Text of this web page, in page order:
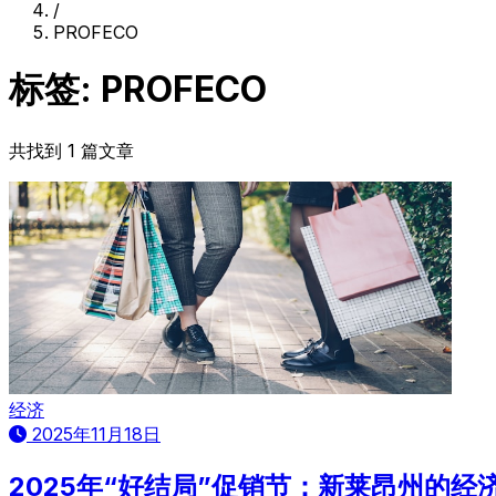
/
PROFECO
标签: PROFECO
共找到 1 篇文章
经济
2025年11月18日
2025年“好结局”促销节：新莱昂州的经